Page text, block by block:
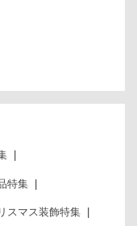
特集
スマス装飾特集